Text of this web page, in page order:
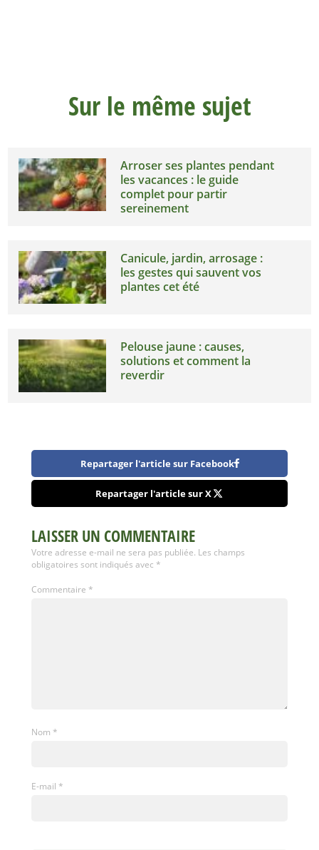
Sur le même sujet
Arroser ses plantes pendant
les vacances : le guide
complet pour partir
sereinement
Canicule, jardin, arrosage :
les gestes qui sauvent vos
plantes cet été
Pelouse jaune : causes,
solutions et comment la
reverdir
Repartager l'article sur Facebook
Repartager l'article sur X
LAISSER UN COMMENTAIRE
Votre adresse e-mail ne sera pas publiée. Les champs
obligatoires sont indiqués avec *
Commentaire *
Nom *
E-mail *